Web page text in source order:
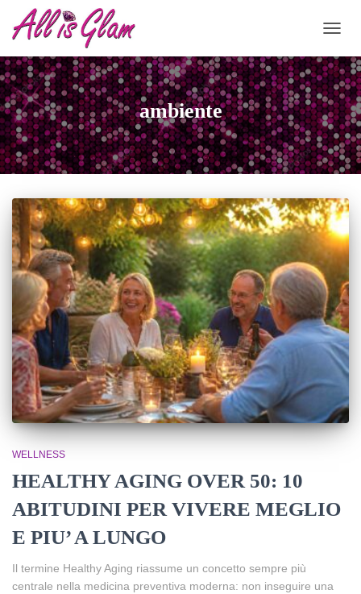
ambiente
WELLNESS
HEALTHY AGING OVER 50: 10
ABITUDINI PER VIVERE MEGLIO
E PIU’ A LUNGO
Il termine Healthy Aging riassume un concetto sempre più
centrale nella medicina preventiva moderna: non inseguire una